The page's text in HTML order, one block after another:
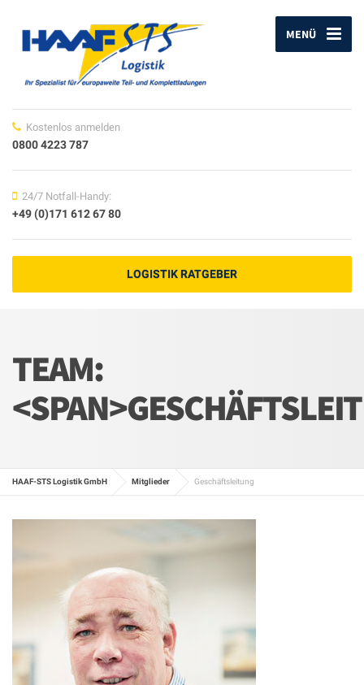
MENÜ
Kostenlos anmelden
0800 4223 787
24/7 Notfall-Handy:
+49 (0)171 612 67 80
LOGISTIK RATGEBER
TEAM:
HAAF-STS Logistik GmbH Mitglieder Geschäftsleitung